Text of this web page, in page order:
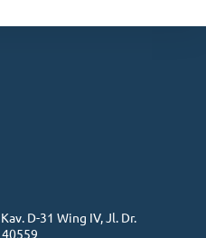
D-31 Wing IV, Jl. Dr.